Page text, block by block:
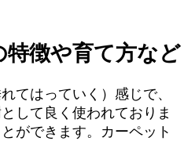
徴や育て方など
てはっていく）感じで、
して良く使われておりま
ができます。カーペット